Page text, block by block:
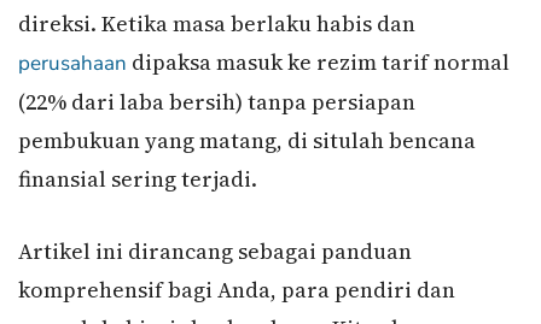
direksi. Ketika masa berlaku habis dan
perusahaan dipaksa masuk ke rezim tarif normal
(22% dari laba bersih) tanpa persiapan
pembukuan yang matang, di situlah bencana
finansial sering terjadi.
Artikel ini dirancang sebagai panduan
komprehensif bagi Anda, para pendiri dan